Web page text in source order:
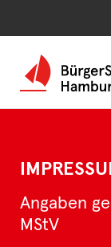
Angaben
MStV